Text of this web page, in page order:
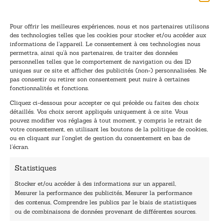
Pour offrir les meilleures expériences, nous et nos partenaires utilisons
des technologies telles que les cookies pour stocker et/ou accéder aux
informations de l’appareil. Le consentement à ces technologies nous
permettra, ainsi qu’à nos partenaires, de traiter des données
personnelles telles que le comportement de navigation ou des ID
uniques sur ce site et afficher des publicités (non-) personnalisées. Ne
pas consentir ou retirer son consentement peut nuire à certaines
fonctionnalités et fonctions.
Cliquez ci-dessous pour accepter ce qui précède ou faites des choix
détaillés. Vos choix seront appliqués uniquement à ce site. Vous
pouvez modifier vos réglages à tout moment, y compris le retrait de
votre consentement, en utilisant les boutons de la politique de cookies,
ou en cliquant sur l’onglet de gestion du consentement en bas de
l’écran.
Statistiques
Stocker et/ou accéder à des informations sur un appareil,
Mesurer la performance des publicités, Mesurer la performance
des contenus, Comprendre les publics par le biais de statistiques
ou de combinaisons de données provenant de différentes sources.
Inscription à la newsletter
Inscrivez-vous à notre newsletter et recevez nos
dernières nouvelles.
m
a
i
l
*
a
i
l
E
m
a
i
l
*
TENEZ-MOI AU COURANT !
40, rue du Louvre 75001 Paris